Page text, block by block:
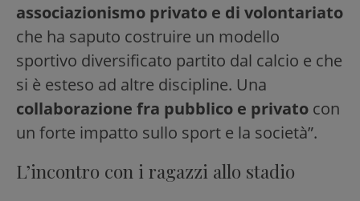
associazionismo privato e di volontariato
che ha saputo costruire un modello
sportivo diversificato partito dal calcio e che
si è esteso ad altre discipline. Una
collaborazione fra pubblico e privato con
un forte impatto sullo sport e la società”.
L’incontro con i ragazzi allo stadio